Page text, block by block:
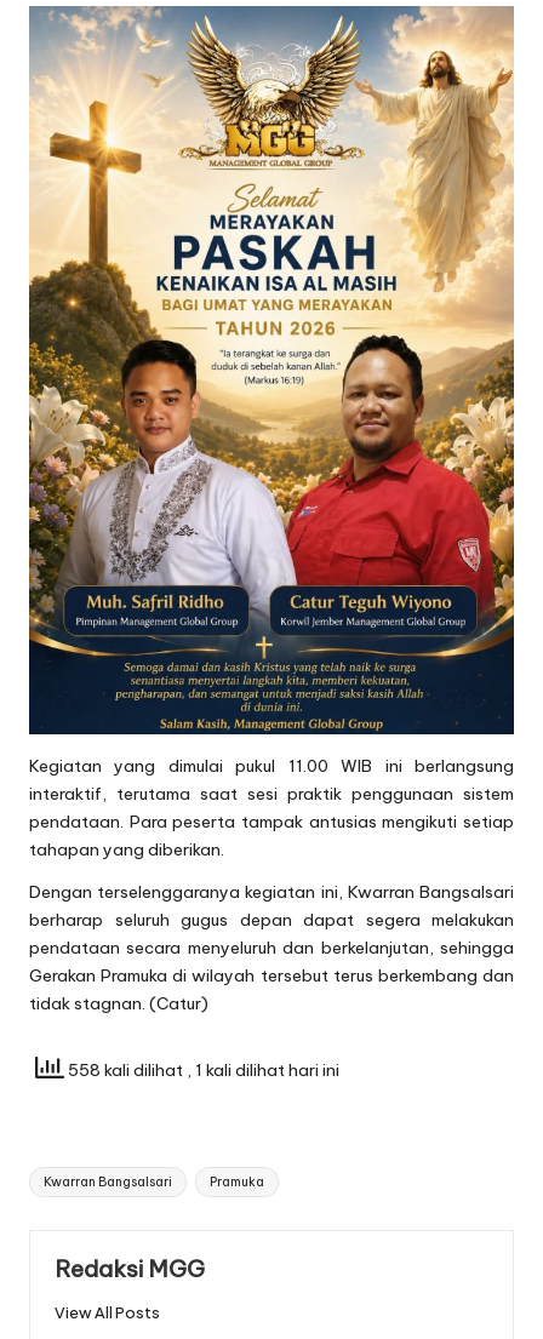
Kegiatan yang dimulai pukul 11.00 WIB ini berlangsung
interaktif, terutama saat sesi praktik penggunaan sistem
pendataan. Para peserta tampak antusias mengikuti setiap
tahapan yang diberikan.
Dengan terselenggaranya kegiatan ini, Kwarran Bangsalsari
berharap seluruh gugus depan dapat segera melakukan
pendataan secara menyeluruh dan berkelanjutan, sehingga
Gerakan Pramuka di wilayah tersebut terus berkembang dan
tidak stagnan. (Catur)
558 kali dilihat , 1 kali dilihat hari ini
Tags:
Kwarran Bangsalsari Pramuka
Redaksi MGG
View All Posts